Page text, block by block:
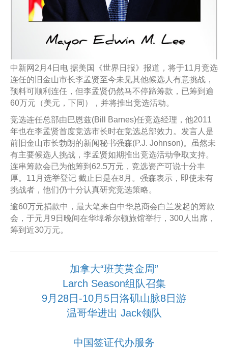
中新网2月4日电 据美国《世界日报》报道，将于11月竞选
连任的旧金山市长李孟贤至今未见其他候选人有意挑战，
预料可顺利连任，但李孟贤仍然马不停蹄筹款，已筹到逾
60万元（美元，下同），并将推出竞选活动。
竞选连任总部由巴恩兹(Bill Barnes)任竞选经理，他2011
年也在李孟贤首度竞选市长时在竞选总部效力。发言人是
前旧金山市长勃朗的新闻秘书强森(P.J. Johnson)。虽然未
有主要候选人挑战，李孟贤如期推出竞选活动争取支持。
连串筹款会已为他筹到62.5万元，竞选资产可说十分丰
厚。11月选举登记 截止日是在8月。强森表示，即使未有
挑战者，他们仍十分认真研究竞选策略。
逾60万元捐款中，最大笔来自中华总商会白兰发起的筹款
会，于元月9日晚间在华埠希尔顿旅馆举行，300人出席，
筹到近30万元。
加拿大“班芙黄金周”
Larch Season组队召集
9月28日-10月5日洛矶山脉8日游
温哥华进出 Jack领队
中国签证代办服务